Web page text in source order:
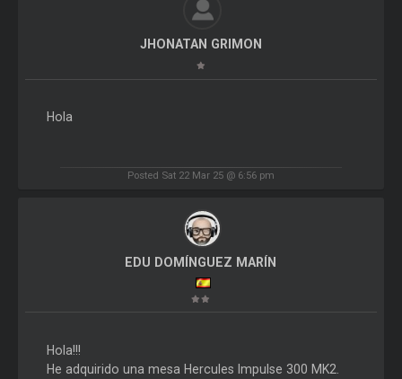
JHONATAN GRIMON
Hola
Posted Sat 22 Mar 25 @ 6:56 pm
EDU DOMÍNGUEZ MARÍN
Hola!!!
He adquirido una mesa Hercules Impulse 300 MK2.